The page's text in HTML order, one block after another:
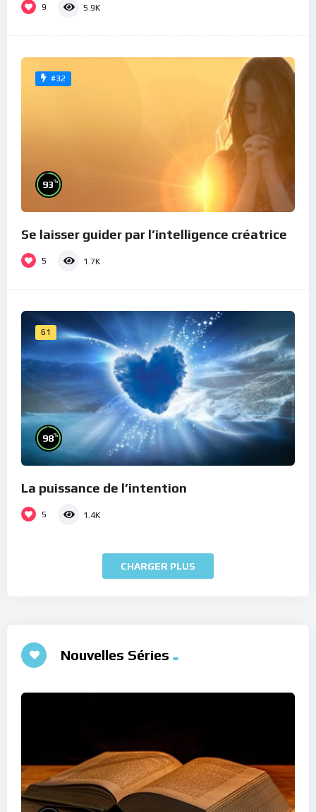
9 5.9K
#32
93%
Se laisser guider par l’intelligence créatrice
5 1.7K
61
98%
La puissance de l’intention
5 1.4K
CHARGER PLUS
Nouvelles Séries